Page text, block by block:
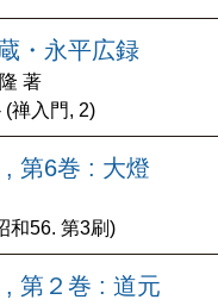
・永平広録
著
(禅入門, 2)
, 第6巻 : 大燈
和56. 第3刷)
, 第２巻 : 道元